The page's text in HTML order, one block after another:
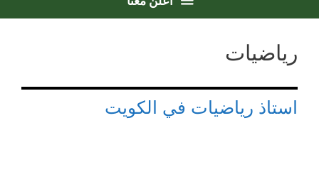
رياضيات
استاذ رياضيات في الكويت